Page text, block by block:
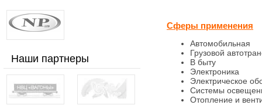
Сферы применения
Автомобильная
Грузовой
В быту
Электроника
Электрическое
Системы
Отопление и
Наши партнеры